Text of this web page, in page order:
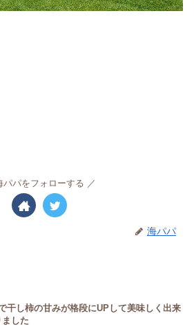
パパをフォローする
海パパ
干し柿の甘みが格段にUPして美味しく出来
した